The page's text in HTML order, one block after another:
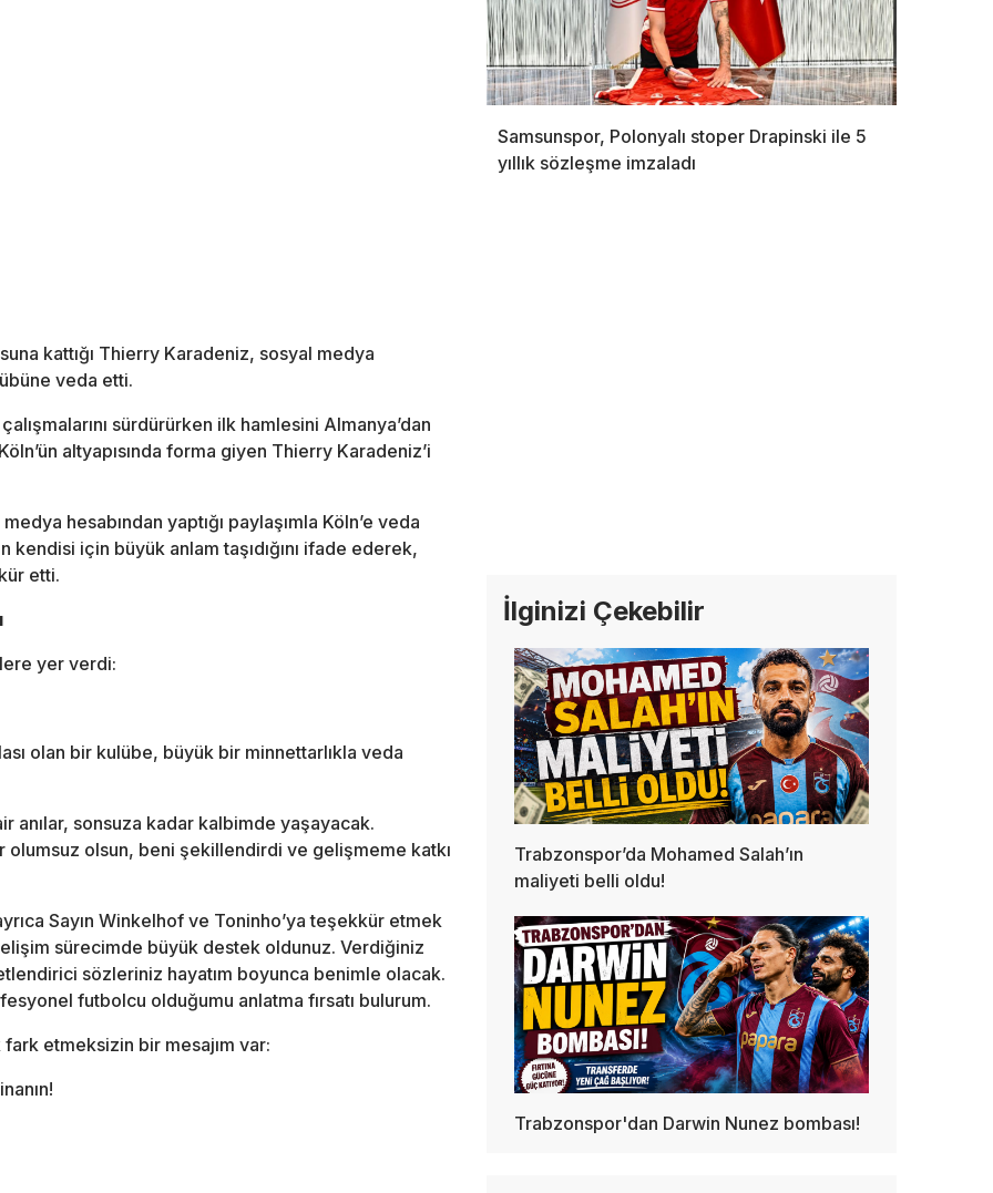
kattığı Thierry Karadeniz, sosyal medya
veda etti.
sürdürürken ilk hamlesini Almanya’dan
altyapısında forma giyen Thierry Karadeniz’i
hesabından yaptığı paylaşımla Köln’e veda
için büyük anlam taşıdığını ifade ederek,
etti.
yer verdi:
olan bir kulübe, büyük bir minnettarlıkla veda
anılar, sonsuza kadar kalbimde yaşayacak.
olumsuz olsun, beni şekillendirdi ve gelişmeme katkı
Sayın Winkelhof ve Toninho’ya teşekkür etmek
sürecimde büyük destek oldunuz. Verdiğiniz
sözleriniz hayatım boyunca benimle olacak.
futbolcu olduğumu anlatma fırsatı bulurum.
etmeksizin bir mesajım var:
Samsunspor, Polonyalı stoper Drapinski ile 5
yıllık sözleşme imzaladı
İlginizi Çekebilir
Trabzonspor’da Mohamed Salah’ın
maliyeti belli oldu!
Trabzonspor'dan Darwin Nunez bombası!